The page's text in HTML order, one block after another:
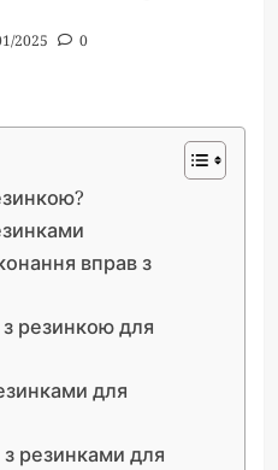
2025 0
вправ з
резинкою для
для
резинками для